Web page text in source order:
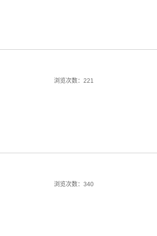
浏览次数：221
浏览次数：340